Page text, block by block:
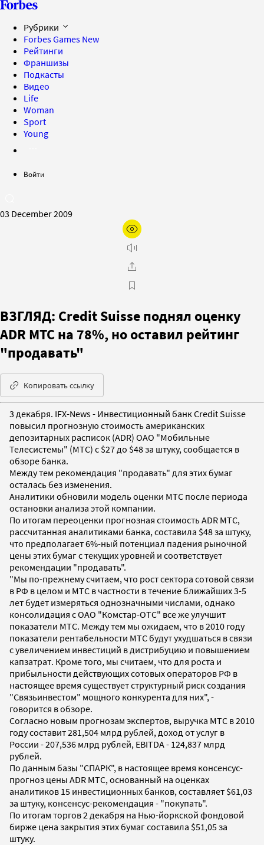
Рубрики
Forbes Games New
Рейтинги
Франшизы
Подкасты
Видео
Life
Woman
Sport
Young
Войти
03 December 2009
ВЗГЛЯД: Credit Suisse поднял оценку
ADR МТС на 78%, но оставил рейтинг
"продавать"
Копировать ссылку
3 декабря. IFX-News - Инвестиционный банк Credit Suisse
повысил прогнозную стоимость американских
депозитарных расписок (ADR) ОАО "Мобильные
Телесистемы" (МТС) с $27 до $48 за штуку, сообщается в
обзоре банка.
Между тем рекомендация "продавать" для этих бумаг
осталась без изменения.
Аналитики обновили модель оценки МТС после периода
остановки анализа этой компании.
По итогам переоценки прогнозная стоимость ADR МТС,
рассчитанная аналитиками банка, составила $48 за штуку,
что предполагает 6%-ный потенциал падения рыночной
цены этих бумаг с текущих уровней и соответствует
рекомендации "продавать".
"Мы по-прежнему считаем, что рост сектора сотовой связи
в РФ в целом и МТС в частности в течение ближайших 3-5
лет будет измеряться однозначными числами, однако
консолидация с ОАО "Комстар-ОТС" все же улучшит
показатели МТС. Между тем мы ожидаем, что в 2010 году
показатели рентабельности МТС будут ухудшаться в связи
с увеличением инвестиций в дистрибуцию и повышением
капзатрат. Кроме того, мы считаем, что для роста и
прибыльности действующих сотовых операторов РФ в
настоящее время существует структурный риск создания
"Связьинвестом" мощного конкурента для них", -
говорится в обзоре.
Согласно новым прогнозам экспертов, выручка МТС в 2010
году составит 281,504 млрд рублей, доход от услуг в
России - 207,536 млрд рублей, EBITDA - 124,837 млрд
рублей.
По данным базы "СПАРК", в настоящее время консенсус-
прогноз цены ADR МТС, основанный на оценках
аналитиков 15 инвестиционных банков, составляет $61,03
за штуку, консенсус-рекомендация - "покупать".
По итогам торгов 2 декабря на Нью-йоркской фондовой
бирже цена закрытия этих бумаг составила $51,05 за
штуку.